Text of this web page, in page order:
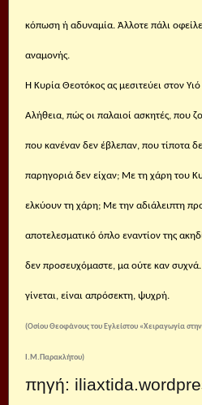
κόπωση ή αδυναμία. Άλλοτε πάλι
αναμονής.
Η Κυρία Θεοτόκος ας μεσιτεύει στον
Αλήθεια, πώς οι παλαιοί ασκητές, που
που κανέναν δεν έβλεπαν, που τίποτα
παρηγοριά δεν είχαν; Με τη χάρη του
ελκύουν τη χάρη; Με την αδιάλειπτη
αποτελεσματικό όπλο εναντίον της
δεν προσευχόμαστε, μα ούτε καν
γίνεται, είναι απρόσεκτη, ψυχρή.
(Οσίου Θεοφάνους του Εγλείστου «Χειραγωγία
Ι.Μ.Παρακλήτου)
πηγή: